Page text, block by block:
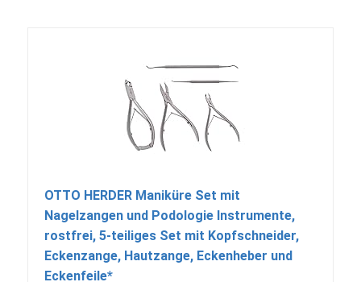
OTTO HERDER Maniküre Set mit
Nagelzangen und Podologie Instrumente,
rostfrei, 5-teiliges Set mit Kopfschneider,
Eckenzange, Hautzange, Eckenheber und
Eckenfeile*